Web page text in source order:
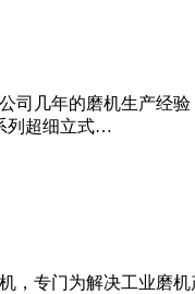
司几年的磨机生产经
列超细立式…
，专门为解决工业磨